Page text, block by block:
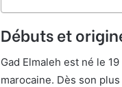
Débuts et
Gad Elmaleh est né le
marocaine. Dès son